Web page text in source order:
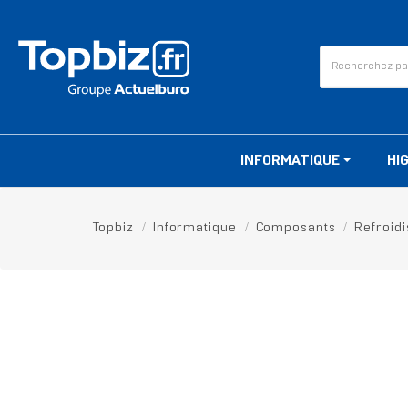
INFORMATIQUE
Topbiz Informatique Composants